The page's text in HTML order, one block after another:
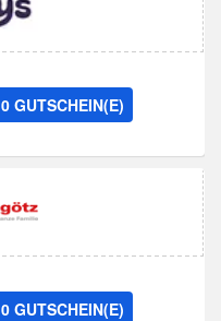
0 GUTSCHEIN(E)
0 GUTSCHEIN(E)